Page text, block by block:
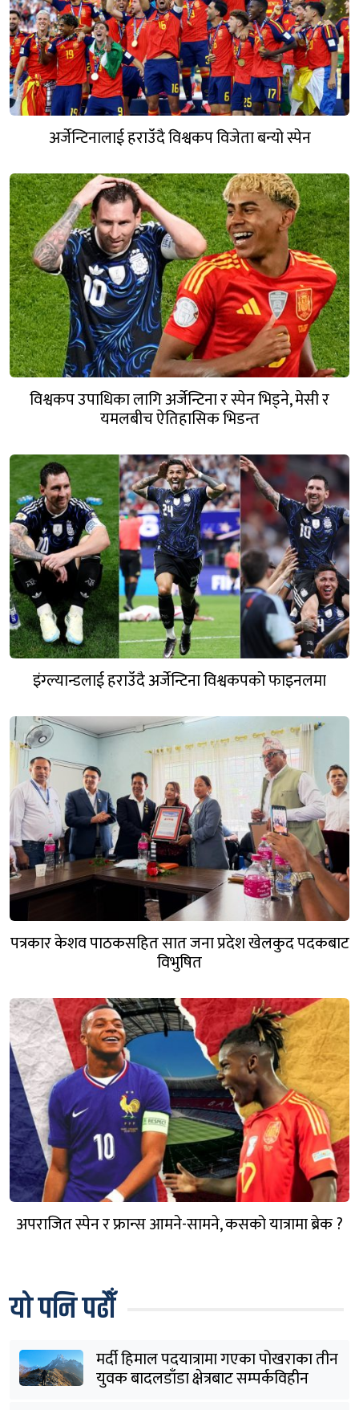
अर्जेन्टिनालाई हराउँदै विश्वकप विजेता बन्यो स्पेन
विश्वकप उपाधिका लागि अर्जेन्टिना र स्पेन भिड्ने, मेसी र
यमलबीच ऐतिहासिक भिडन्त
इंग्ल्यान्डलाई हराउँदै अर्जेन्टिना विश्वकपको फाइनलमा
पत्रकार केशव पाठकसहित सात जना प्रदेश खेलकुद पदकबाट
विभुषित
अपराजित स्पेन र फ्रान्स आमने-सामने, कसको यात्रामा ब्रेक ?
यो पनि पढौँ
मर्दी हिमाल पदयात्रामा गएका पोखराका तीन
युवक बादलडाँडा क्षेत्रबाट सम्पर्कविहीन